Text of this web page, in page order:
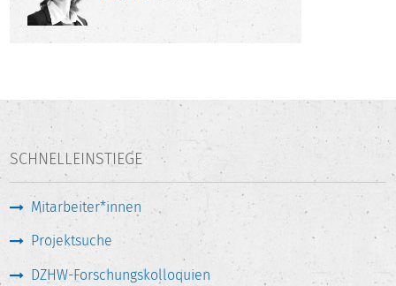
SCHNELLEINSTIEGE
Mitarbeiter*innen
Projektsuche
DZHW-Forschungskolloquien